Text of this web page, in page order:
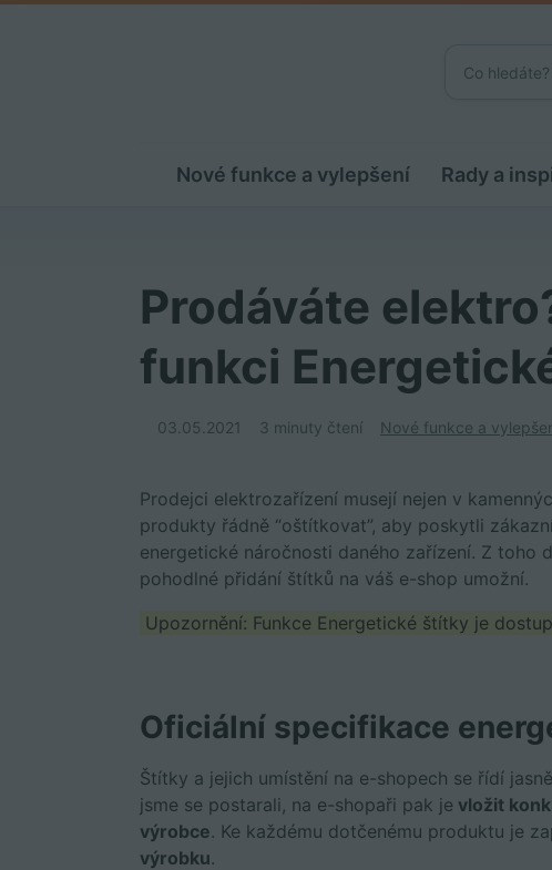
Nové funkce a vylepšení Rady a
Prodáváte
funkci
03.05.2021 3 minuty čtení Nové funkce a
Prodejci elektrozařízení musejí nejen v
produkty řádně “oštítkovat”, aby poskytli
energetické náročnosti daného zařízení. Z toho
pohodlné přidání štítků na váš e-shop umožní.
Upozornění: Funkce Energetické štítky je
Oficiální specifikace
Štítky a jejich umístění na e-shopech se řídí
jsme se postarali, na e-shopaři pak je vložit
výrobce. Ke každému dotčenému produktu je
výrobku.